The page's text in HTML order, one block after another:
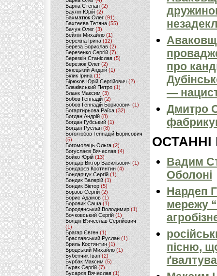
Барна Степан (2)
Баулін Юрій (2)
Бахматюк Олег (91)
Бахтеєва Тетяна(55)
Бачун Олег (3)
Бейлін Михайло (1)
Бережна Ірина(12)
Береза Борислав(2)
Березенко Сергій (7)
Березкін Станіслав (5)
Березюк Олег(2)
Білецький Андрій (1)
Білик Ірина (1)
Бірюков Юрій Сергійович (2)
Блажівський Петро (1)
Бланк Максим(3)
Бобов Геннадій (2)
Бобов Геннадій Борисович (1)
Богартирьова Раїса (32)
Богдан Андрій(8)
Богдан Губський (1)
Богдан Руслан(8)
Боголюбов Геннадій Борисович
(5)
Богомолець Ольга (2)
Богуслаєв Вячеслав (4)
Бойко Юрій (13)
Бондар Віктор Васильович (1)
Бондарєв Костянтин (4)
Бондарчук Сергій(1)
Бондик Валерій (1)
Бондик Віктор(5)
Борзов Сергiй (2)
Борис Адамов(1)
Боровик Саша (1)
Бородянський Володимир (1)
Бочковський Сергій (1)
Боядін В'ячеслав Сергійович
(1)
Брагар Євген (1)
Браславський Руслан (1)
Бриль Костянтин (1)
Бродський Михайло (1)
Бубенчик Іван(2)
Бурбак Максим (5)
Буряк Сергій (7)
Бусарєв Вячеслав (1)
про
—
Дмитро
ОСТАННІ
Вадим
Оболоні
Нардеп
мережу
пісню,